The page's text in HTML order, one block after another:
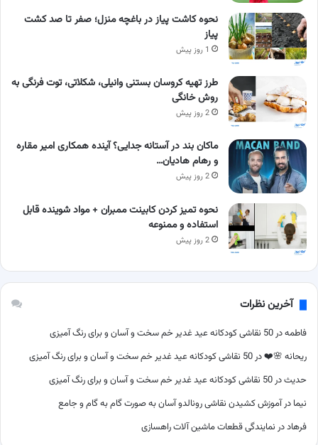
نحوه کاشت پیاز در باغچه منزل؛ صفر تا صد کشت
پیاز
1 روز پیش
طرز تهیه کروسان بستنی وانیلی، شکلاتی، توت فرنگی به
روش خانگی
2 روز پیش
ماکان بند در آستانه جدایی؟ آینده همکاری امیر مقاره
و رهام هادیان…
2 روز پیش
نحوه تمیز کردن کابینت ممبران + مواد شوینده قابل
استفاده و ممنوعه
2 روز پیش
آخرین نظرات
فاطمهدر50 نقاشی کودکانه عید غدیر خم سخت و آسان و برای رنگ آمیزی
ریحانه 🌸❤️در50 نقاشی کودکانه عید غدیر خم سخت و آسان و برای رنگ آمیزی
حدیثدر50 نقاشی کودکانه عید غدیر خم سخت و آسان و برای رنگ آمیزی
نیما درآموزش کشیدن نقاشی رونالدو آسان به صورت گام به گام و جامع
فرهاددر نمایندگی قطعات ماشین آلات راهسازی